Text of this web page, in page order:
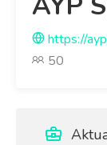
https://
50